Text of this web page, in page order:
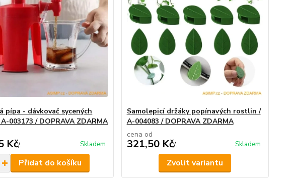
pípa - dávkovač sycených
003173 / DOPRAVA ZDARMA
Kč/. Skladem
Přidat do košíku
Samolepicí držáky popínavých rostlin /
A-004083 / DOPRAVA ZDARMA
cena od
321,50 Kč/. Skladem
Zvolit variantu